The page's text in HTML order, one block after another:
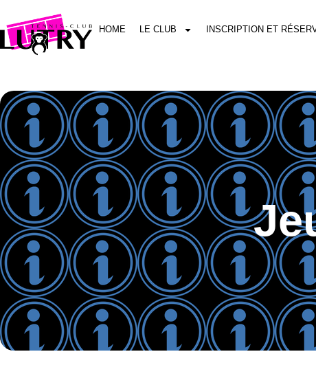
HOME LE CLUB INSCRIPTION ET